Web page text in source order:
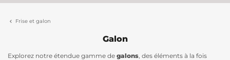
Frise et galon
Galon
Explorez notre étendue gamme de galons, des éléments à la fois